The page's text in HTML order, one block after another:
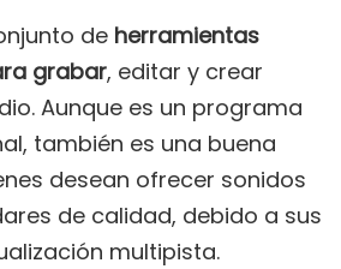
de herramientas
grabar, editar y crear
Aunque es un programa
también es una buena
desean ofrecer sonidos
de calidad, debido a sus
multipista.